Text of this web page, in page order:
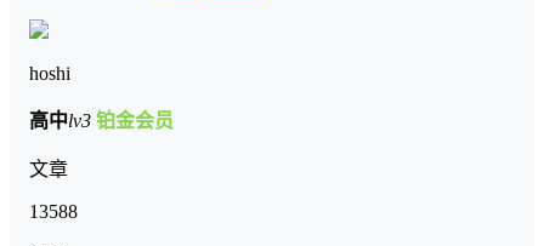
hoshi
高中lv3 铂金会员
文章
13588